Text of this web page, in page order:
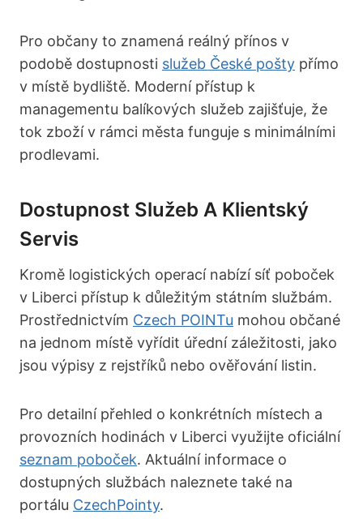
Pro občany to znamená reálný přínos v
podobě dostupnosti služeb České pošty přímo
v místě bydliště. Moderní přístup k
managementu balíkových služeb zajišťuje, že
tok zboží v rámci města funguje s minimálními
prodlevami.
Dostupnost Služeb A Klientský
Servis
Kromě logistických operací nabízí síť poboček
v Liberci přístup k důležitým státním službám.
Prostřednictvím Czech POINTu mohou občané
na jednom místě vyřídit úřední záležitosti, jako
jsou výpisy z rejstříků nebo ověřování listin.
Pro detailní přehled o konkrétních místech a
provozních hodinách v Liberci využijte oficiální
seznam poboček. Aktuální informace o
dostupných službách naleznete také na
portálu CzechPointy.